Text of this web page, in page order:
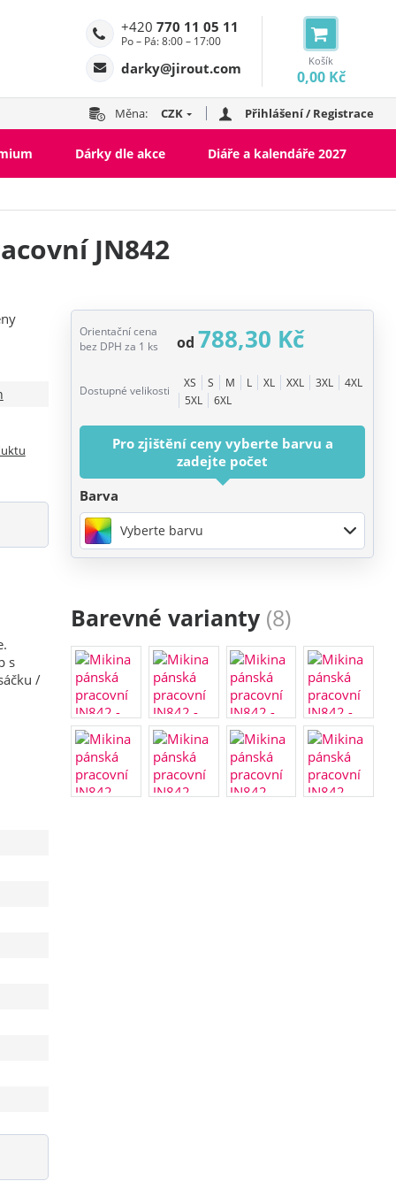
Košík
0,00 Kč
+420 770 11 05 11
Po – Pá: 8:00 – 17:00
darky@jirout.com
Měna: CZK Přihlášení / Registrace
Pracovní oblečení kolekce Vertex
Pracovní oblečení SOLID
Pracovní
oblečení COLOR
Pracovní polokošile
Pracovní mikiny
Pracovní vesty
Pracovní bundy
Pracovní kalhoty a kraťasy
kombinézy
Pracovní čepice a doplňky
obleční pro horké letní dny
Ochranné
prostředky COVID-19
Horeca oblečení
Dárky dle akce Diáře a kalendáře 2027
JN842
Orientační cena
bez DPH za 1 ks
od 788,30 Kč
Dostupné velikosti XS S M L XL XXL 3XL
4XL
5XL
6XL
Pro zjištění ceny vyberte barvu a
zadejte počet
Barva
Vyberte barvu
s
/
Barevné varianty (8)